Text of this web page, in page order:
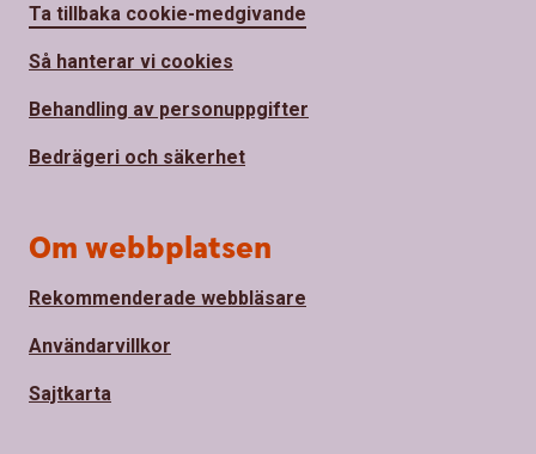
Ta tillbaka cookie-medgivande
Så hanterar vi cookies
Behandling av personuppgifter
Bedrägeri och säkerhet
Om webbplatsen
Rekommenderade webbläsare
Användarvillkor
Sajtkarta